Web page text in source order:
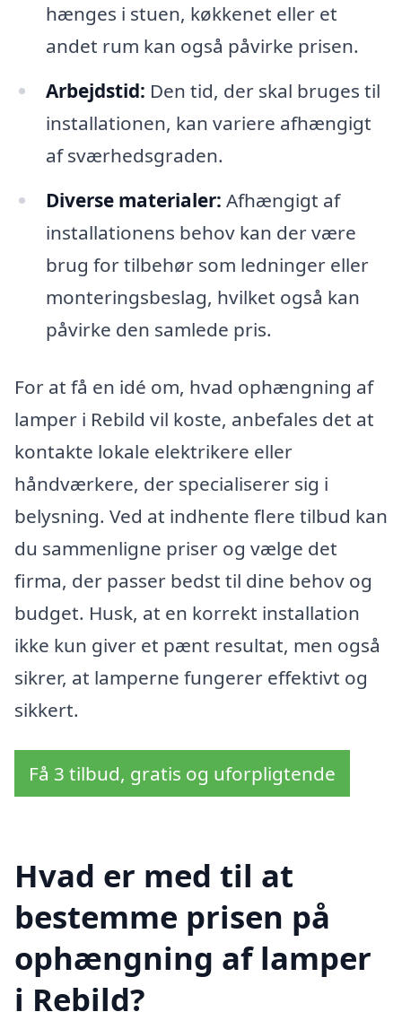
hænges i stuen, køkkenet eller et
andet rum kan også påvirke prisen.
Arbejdstid: Den tid, der skal bruges til
installationen, kan variere afhængigt
af sværhedsgraden.
Diverse materialer: Afhængigt af
installationens behov kan der være
brug for tilbehør som ledninger eller
monteringsbeslag, hvilket også kan
påvirke den samlede pris.
For at få en idé om, hvad ophængning af
lamper i Rebild vil koste, anbefales det at
kontakte lokale elektrikere eller
håndværkere, der specialiserer sig i
belysning. Ved at indhente flere tilbud kan
du sammenligne priser og vælge det
firma, der passer bedst til dine behov og
budget. Husk, at en korrekt installation
ikke kun giver et pænt resultat, men også
sikrer, at lamperne fungerer effektivt og
sikkert.
Få 3 tilbud, gratis og uforpligtende
Hvad er med til at
bestemme prisen på
ophængning af lamper
i Rebild?